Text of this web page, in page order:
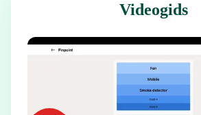
Videogids